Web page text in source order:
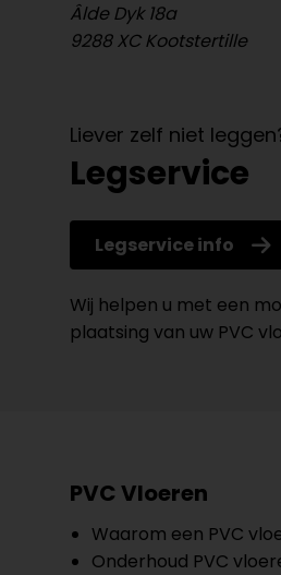
Âlde Dyk 18a
9288 XC Kootstertille
Liever zelf niet
Legservice
Legservice info
Wij helpen u met een
plaatsing van uw PVC
PVC Vloeren
Waarom een PVC
Onderhoud PVC